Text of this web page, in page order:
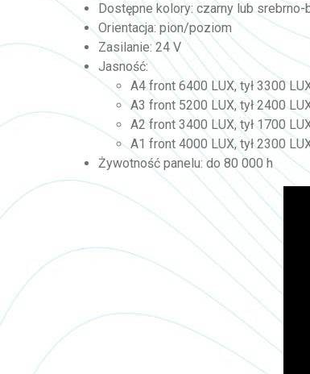
Dostępne kolory: czarny lub srebrno-
Orientacja: pion/poziom
Zasilanie: 24 V
Jasność:
A4 front 6400 LUX, tył 3300
A3 front 5200 LUX, tył 2400
A2 front 3400 LUX, tył 1700
A1 front 4000 LUX, tył 2300
Żywotność panelu: do 80 000 h